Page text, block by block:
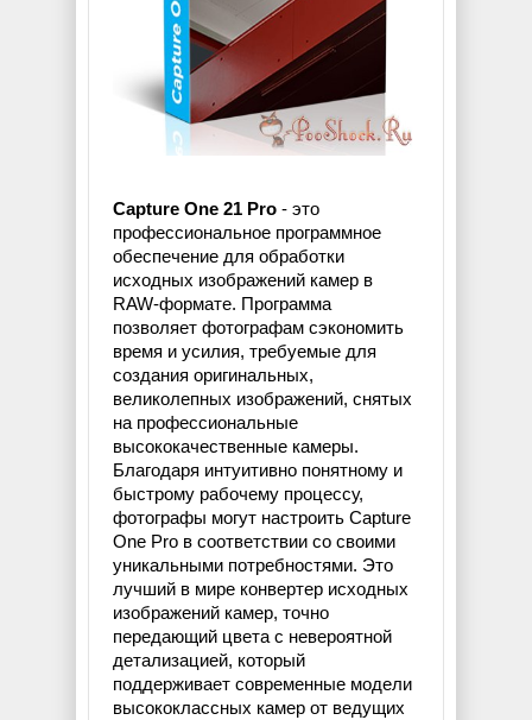
Capture One 21 Pro - это
профессиональное программное
обеспечение для обработки
исходных изображений камер в
RAW-формате. Программа
позволяет фотографам сэкономить
время и усилия, требуемые для
создания оригинальных,
великолепных изображений, снятых
на профессиональные
высококачественные камеры.
Благодаря интуитивно понятному и
быстрому рабочему процессу,
фотографы могут настроить Capture
One Pro в соответствии со своими
уникальными потребностями. Это
лучший в мире конвертер исходных
изображений камер, точно
передающий цвета с невероятной
детализацией, который
поддерживает современные модели
высококлассных камер от ведущих